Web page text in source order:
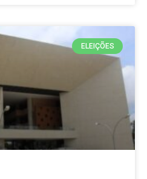
ELEIÇÕES